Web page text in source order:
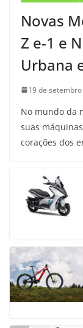
Novas
Z e-1 e
Urbana
19 de
No mundo da
suas
corações dos